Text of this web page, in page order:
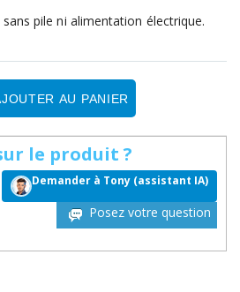
pile ni alimentation électrique.
AU PANIER
le produit ?
Demander à Tony (assistant IA)
Posez votre question